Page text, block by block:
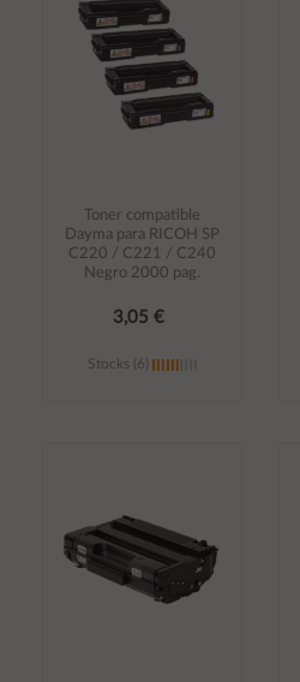
Toner compatible
Dayma para RICOH SP
C220 / C221 / C240
Negro 2000 pag.
3,05 €
Stocks (6)